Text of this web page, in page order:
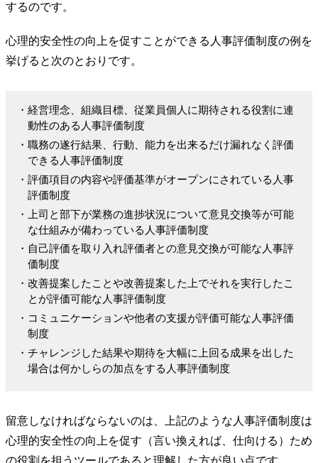
するのです。
心理的安全性の向上を促すことができる人事評価制度の例を
挙げると次のとおりです。
・経営理念、組織目標、従業員個人に期待される役割に連
動性のある人事評価制度
・職務の遂行結果、行動、能力を出来るだけ漏れなく評価
できる人事評価制度
・評価項目の内容や評価基準がオープンにされている人事
評価制度
・上司と部下が業務の進捗状況について意見交換等が可能
な仕組みが備わっている人事評価制度
・自己評価を取り入れ評価者との意見交換が可能な人事評
価制度
・改善提案したことや改善提案した上でそれを実行したこ
とが評価可能な人事評価制度
・コミュニケーションや他者の支援が評価可能な人事評価
制度
・チャレンジした結果や期待を大幅に上回る成果を出した
場合は何かしらの加点をする人事評価制度
留意しなければならないのは、上記のような人事評価制度は
心理的安全性の向上を促す（言い換えれば、仕向ける）ため
の役割を担うツールであると理解した方が良い点です。